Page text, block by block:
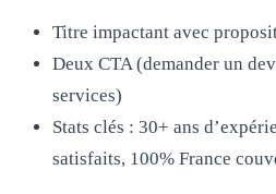
Titre impactant avec
Deux CTA (demander un
services)
Stats clés : 30+ ans
satisfaits, 100% France